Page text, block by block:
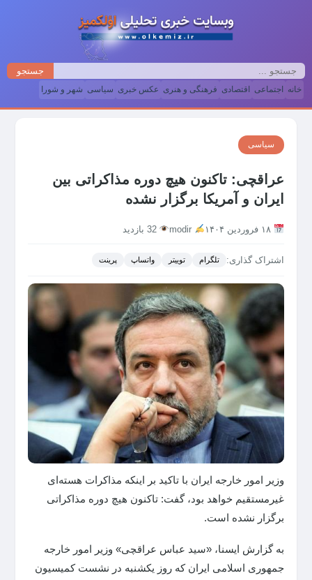
جستجو
خانه اجتماعی اقتصادی فرهنگی و هنری عکس خبری سیاسی شهر و شورا
سیاسی
عراقچی: تاکنون هیچ دوره مذاکراتی بین
ایران و آمریکا برگزار نشده
32 بازدید
اشتراک گذاری: تلگرام توییتر واتساپ پرینت
وزیر امور خارجه ایران با تاکید بر اینکه مذاکرات هسته‌ای
غیرمستقیم خواهد بود، گفت: تاکنون هیچ دوره مذاکراتی
برگزار نشده است.
به گزارش ایسنا، «سید عباس عراقچی» وزیر امور خارجه
جمهوری اسلامی ایران که روز یکشنبه در نشست کمیسیون